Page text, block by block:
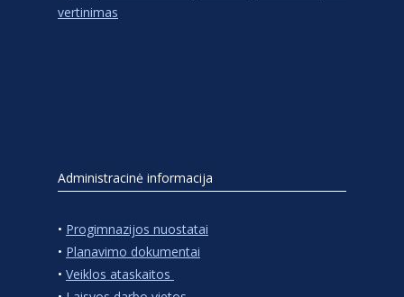
vertinimas
Administracinė informacija
• Progimnazijos nuostatai
• Planavimo dokumentai
• Veiklos ataskaitos